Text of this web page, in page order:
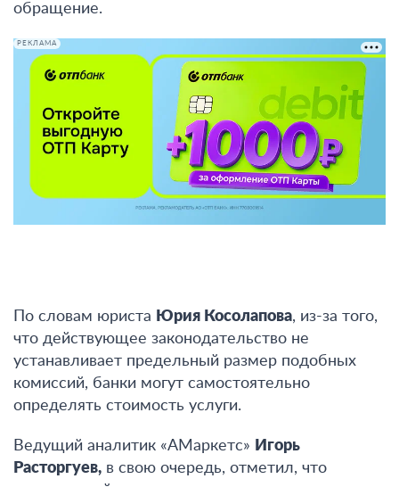
обращение.
РЕКЛАМА
По словам юриста Юрия Косолапова, из-за того,
что действующее законодательство не
устанавливает предельный размер подобных
комиссий, банки могут самостоятельно
определять стоимость услуги.
Ведущий аналитик «АМаркетс» Игорь
Расторгуев, в свою очередь, отметил, что